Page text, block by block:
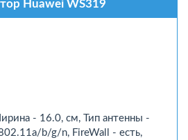
Huawei WS319
- 16.0, см, Тип антенны -
b/g/n, FireWall - есть,